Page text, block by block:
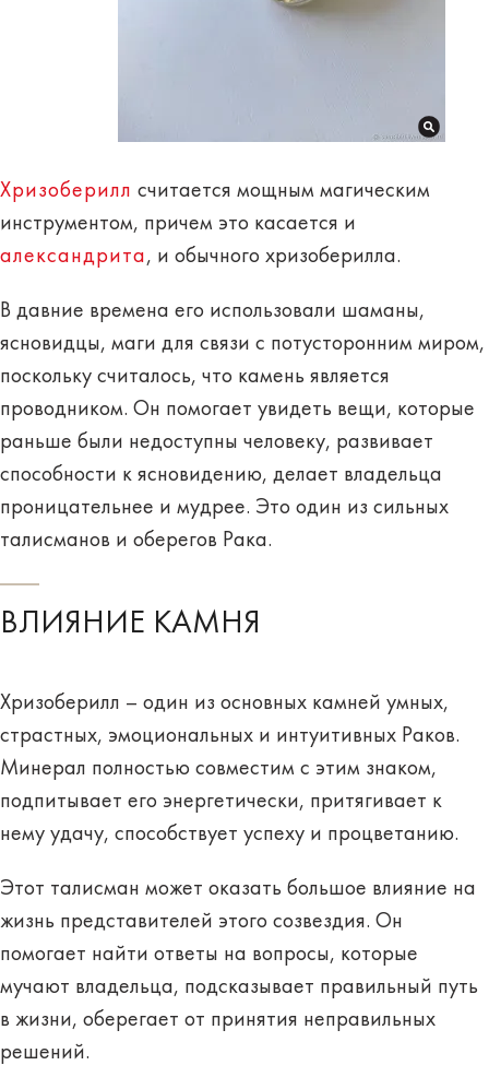
Хризоберилл считается мощным магическим
инструментом, причем это касается и
александрита, и обычного хризоберилла.
В давние времена его использовали шаманы,
ясновидцы, маги для связи с потусторонним миром,
поскольку считалось, что камень является
проводником. Он помогает увидеть вещи, которые
раньше были недоступны человеку, развивает
способности к ясновидению, делает владельца
проницательнее и мудрее. Это один из сильных
талисманов и оберегов Рака.
ВЛИЯНИЕ КАМНЯ
Хризоберилл – один из основных камней умных,
страстных, эмоциональных и интуитивных Раков.
Минерал полностью совместим с этим знаком,
подпитывает его энергетически, притягивает к
нему удачу, способствует успеху и процветанию.
Этот талисман может оказать большое влияние на
жизнь представителей этого созвездия. Он
помогает найти ответы на вопросы, которые
мучают владельца, подсказывает правильный путь
в жизни, оберегает от принятия неправильных
решений.